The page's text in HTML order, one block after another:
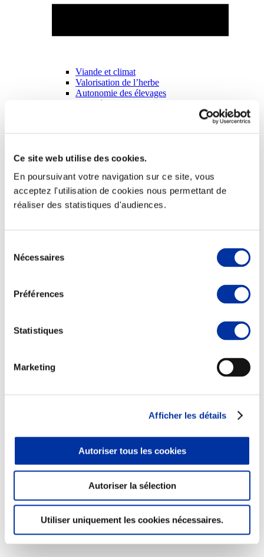
Ce site web utilise des cookies.
En poursuivant votre navigation sur ce site, vous
acceptez l'utilisation de cookies nous permettant de
réaliser des statistiques d'audiences.
Nécessaires
Préférences
Statistiques
Marketing
Afficher les détails
Autoriser tous les cookies
Autoriser la sélection
Utiliser uniquement les cookies nécessaires.
Viande et climat
Valorisation de l’herbe
Autonomie des élevages
Qualité air, eau, sols
Alimentation de qualité, raisonnée et durable